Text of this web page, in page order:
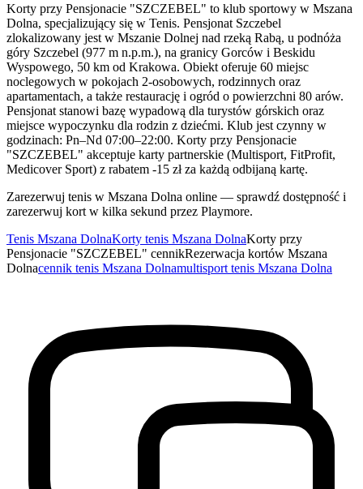
Korty przy Pensjonacie "SZCZEBEL" to klub sportowy w Mszana
Dolna, specjalizujący się w Tenis. Pensjonat Szczebel
zlokalizowany jest w Mszanie Dolnej nad rzeką Rabą, u podnóża
góry Szczebel (977 m n.p.m.), na granicy Gorców i Beskidu
Wyspowego, 50 km od Krakowa. Obiekt oferuje 60 miejsc
noclegowych w pokojach 2-osobowych, rodzinnych oraz
apartamentach, a także restaurację i ogród o powierzchni 80 arów.
Pensjonat stanowi bazę wypadową dla turystów górskich oraz
miejsce wypoczynku dla rodzin z dziećmi. Klub jest czynny w
godzinach: Pn–Nd 07:00–22:00. Korty przy Pensjonacie
"SZCZEBEL" akceptuje karty partnerskie (Multisport, FitProfit,
Medicover Sport) z rabatem -15 zł za każdą odbijaną kartę.
Zarezerwuj tenis w Mszana Dolna online — sprawdź dostępność i
zarezerwuj kort w kilka sekund przez Playmore.
Tenis Mszana DolnaKorty tenis Mszana DolnaKorty przy
Pensjonacie "SZCZEBEL" cennikRezerwacja kortów Mszana
Dolnacennik tenis Mszana Dolnamultisport tenis Mszana Dolna